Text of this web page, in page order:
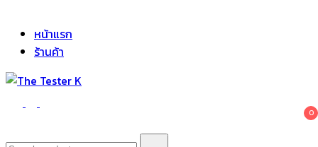
หน้าแรก
ร้านค้า
The Tester K
Korean cosmetics 0
Search